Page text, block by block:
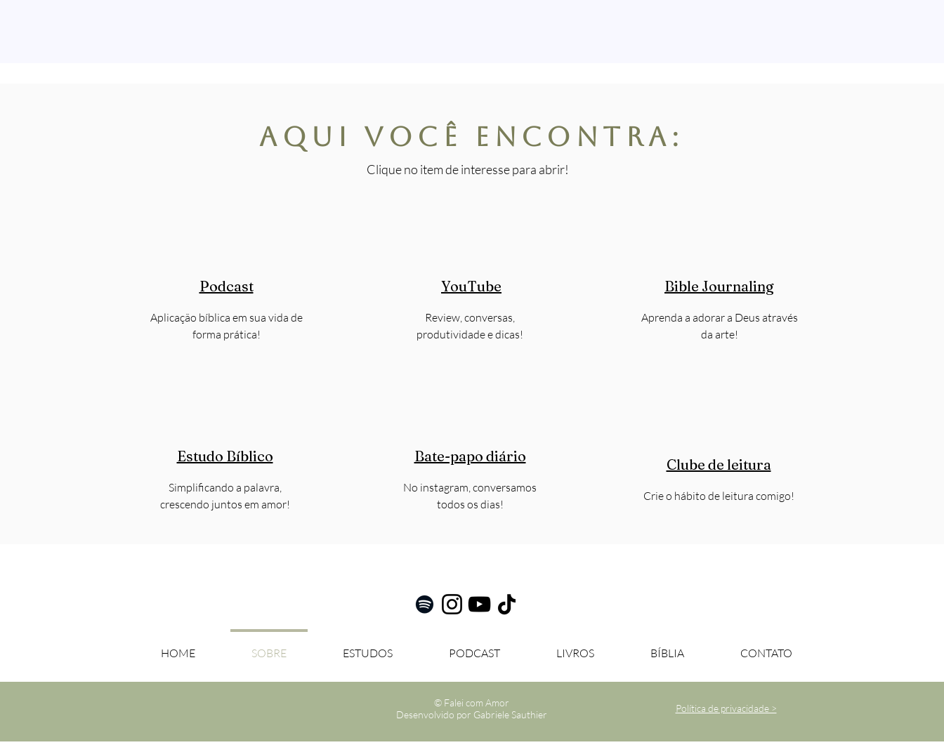
Clique no item de interesse para abrir!
aqui você encontra:
Podcast
Aplicação bíblica em sua vida de
forma prática!
YouTube
Review, conversas,
produtividade e dicas!
Bible Journaling
Aprenda a adorar a Deus através
da arte!
Estudo Bíblico
Simplificando a palavra,
crescendo juntos em amor!
Bate-papo diário
No instagram, conversamos
todos os dias!
Clube de leitura
Crie o hábito de leitura comigo!
HOME SOBRE ESTUDOS PODCAST LIVROS BÍBLIA CONTATO
© Falei com Amor
Desenvolvido por Gabriele Sauthier
Política de privacidade >